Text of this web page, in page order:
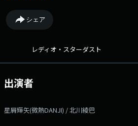
ハッシュタグは「#エフエムアイチ」 Xアカウ
シェア
レディオ・スターダスト
出演者
星屑輝矢(微熱DANJI) / 北川綾巴